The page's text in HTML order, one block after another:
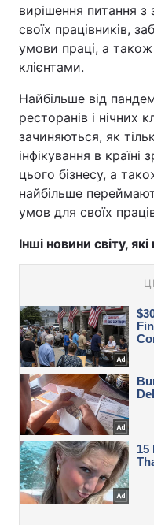
вирішення питання з
своїх працівників,
умови праці, а також
клієнтами.
Найбільше від
ресторанів і нічних
зачиняються, як
інфікування в
цього бізнесу, а
найбільше
умов для своїх
Інші новини світу,